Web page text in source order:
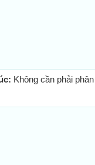
Không cần phải